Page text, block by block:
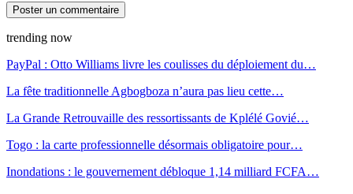
trending now
PayPal : Otto Williams livre les coulisses du déploiement du…
La fête traditionnelle Agbogboza n’aura pas lieu cette…
La Grande Retrouvaille des ressortissants de Kplélé Govié…
Togo : la carte professionnelle désormais obligatoire pour…
Inondations : le gouvernement débloque 1,14 milliard FCFA…